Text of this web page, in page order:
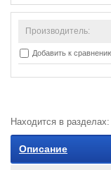
Производитель:
Добавить к
Находится в разделах:
Описание